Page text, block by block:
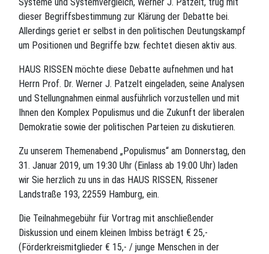
Systeme und Systemvergleich, Werner J. Patzelt, trug mit
dieser Begriffsbestimmung zur Klärung der Debatte bei.
Allerdings geriet er selbst in den politischen Deutungskampf
um Positionen und Begriffe bzw. fechtet diesen aktiv aus.
HAUS RISSEN möchte diese Debatte aufnehmen und hat
Herrn Prof. Dr. Werner J. Patzelt eingeladen, seine Analysen
und Stellungnahmen einmal ausführlich vorzustellen und mit
Ihnen den Komplex Populismus und die Zukunft der liberalen
Demokratie sowie der politischen Parteien zu diskutieren.
Zu unserem Themenabend „Populismus“ am Donnerstag, den
31. Januar 2019, um 19:30 Uhr (Einlass ab 19:00 Uhr) laden
wir Sie herzlich zu uns in das HAUS RISSEN, Rissener
Landstraße 193, 22559 Hamburg, ein.
Die Teilnahmegebühr für Vortrag mit anschließender
Diskussion und einem kleinen Imbiss beträgt € 25,-
(Förderkreismitglieder € 15,- / junge Menschen in der